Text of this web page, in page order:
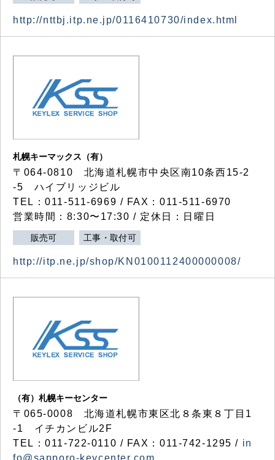
http://nttbj.itp.ne.jp/0116410730/index.html
札幌キーマックス（有）
〒064-0810 北海道札幌市中央区南10条西15-2
-5 ハイブリッジビル
TEL：011-511-6969 / FAX：011-511-6970
営業時間：8:30〜17:30 / 定休日：日曜日
販売可 工事・取付可
http://itp.ne.jp/shop/KN0100112400000008/
（有）札幌キーセンター
〒065-0008 北海道札幌市東区北８条東８丁目1
-1 イチカンビル2F
TEL：011-722-0110 / FAX：011-742-1295 / in
fo@sapporo-keycenter.com